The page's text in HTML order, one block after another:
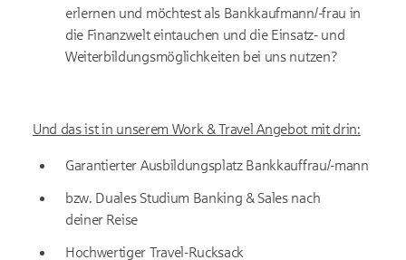
erlernen und möchtest als Bankkaufmann/-frau in
die Finanzwelt eintauchen und die Einsatz- und
Weiterbildungsmöglichkeiten bei uns nutzen?
Und das ist in unserem Work & Travel Angebot mit drin:
Garantierter Ausbildungsplatz Bankkauffrau/-mann
bzw. Duales Studium Banking & Sales nach
deiner Reise
Hochwertiger Travel-Rucksack